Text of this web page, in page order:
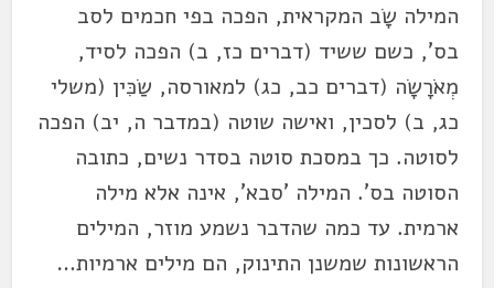
המילה שָׂב המקראית, הפכה בפי חכמים לסב
בס', כשם ששיד (דברים כז, ב) הפכה לסיד,
מְאֹרָשָׂה (דברים כב, כג) למאורסה, שַׂכִּין (משלי
כג, ב) לסכין, ואישה שוטה (במדבר ה, יב) הפכה
לסוטה. כך במסכת סוטה בסדר נשים, כתובה
הסוטה בס'. המילה 'סבא', אינה אלא מילה
ארמית. עד כמה שהדבר נשמע מוזר, המילים
הראשונות שמשנן התינוק, הם מילים ארמיות…